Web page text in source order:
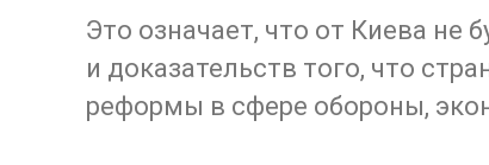
Это означает, что от Киева не
и доказательств того, что
реформы в сфере обороны,